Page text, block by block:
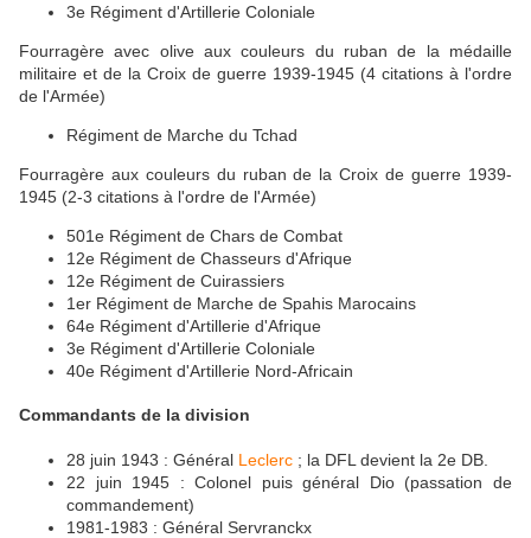
3e Régiment d'Artillerie Coloniale
Fourragère avec olive aux couleurs du ruban de la médaille
militaire et de la Croix de guerre 1939-1945 (4 citations à l'ordre
de l'Armée)
Régiment de Marche du Tchad
Fourragère aux couleurs du ruban de la Croix de guerre 1939-
1945 (2-3 citations à l'ordre de l'Armée)
501e Régiment de Chars de Combat
12e Régiment de Chasseurs d'Afrique
12e Régiment de Cuirassiers
1er Régiment de Marche de Spahis Marocains
64e Régiment d'Artillerie d'Afrique
3e Régiment d'Artillerie Coloniale
40e Régiment d'Artillerie Nord-Africain
Commandants de la division
28 juin 1943 : Général Leclerc ; la DFL devient la 2e DB.
22 juin 1945 : Colonel puis général Dio (passation de
commandement)
1981-1983 : Général Servranckx